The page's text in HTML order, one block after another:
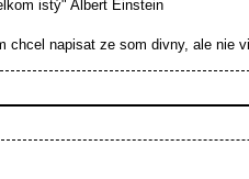
istý" Albert Einstein
napisat ze som divny, ale nie